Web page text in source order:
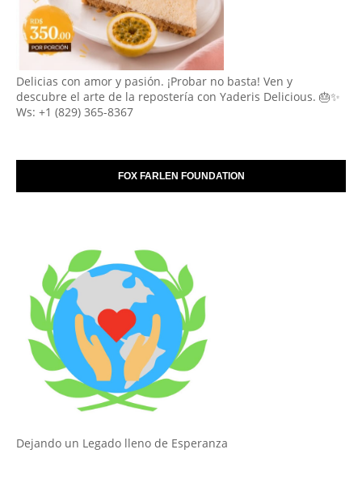
Delicias con amor y pasión. ¡Probar no basta! Ven y
descubre el arte de la repostería con Yaderis Delicious. 🎂✨
Ws: +1 (829) 365-8367
FOX FARLEN FOUNDATION
Dejando un Legado lleno de Esperanza